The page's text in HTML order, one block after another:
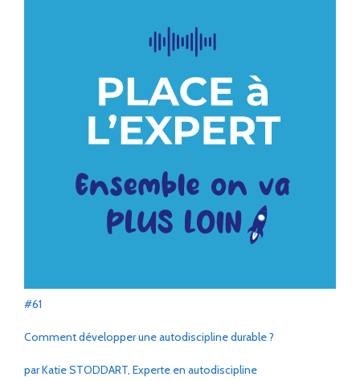
#61
Comment développer une autodiscipline durable ?
par Katie STODDART, Experte en autodiscipline